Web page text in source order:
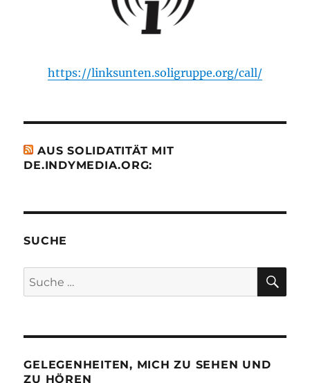
https://linksunten.soligruppe.org/call/
AUS SOLIDATITÄT MIT
DE.INDYMEDIA.ORG:
SUCHE
Suche
nach:
GELEGENHEITEN, MICH ZU SEHEN UND
ZU HÖREN